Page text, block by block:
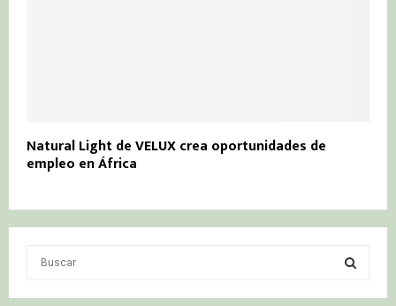
Natural Light de VELUX crea oportunidades de
empleo en África
S